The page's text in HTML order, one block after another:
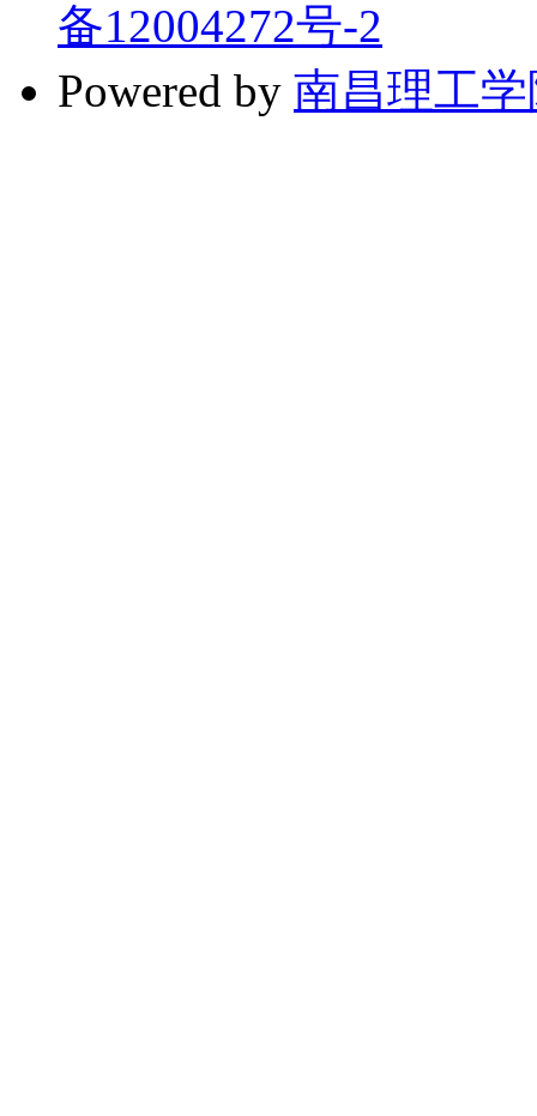
备12004272号-2
Powered by 南昌理工